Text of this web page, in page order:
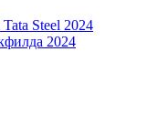
Steel 2024
2024